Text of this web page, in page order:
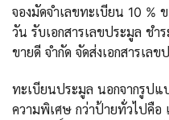
จองมัดจำเลขทะเบียน 10 %
วัน รับเอกสารเลขประมูล ช
ขายดี จำกัด จัดส่งเอกสารเล
ทะเบียนประมูล นอกจากรูปแ
ความพิเศษ กว่าป้ายทั่วไปคือ